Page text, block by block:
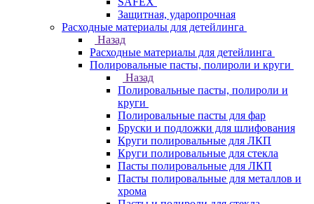
Защитная, ударопрочная
Расходные материалы для детейлинга
Назад
Расходные материалы для детейлинга
Полировальные пасты, полироли и круги
Назад
Полировальные пасты, полироли и
круги
Полировальные пасты для фар
Бруски и подложки для шлифования
Круги полировальные для ЛКП
Круги полировальные для стекла
Пасты полировальные для ЛКП
Пасты полировальные для металлов и
хрома